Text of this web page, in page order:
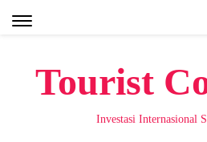
Tourist
Investasi Internasional